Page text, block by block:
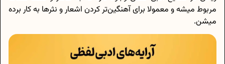
مربوط میشه و معمولا برای آهنگین‌تر کردن اشعار و نثرها به کار برده
میشن.